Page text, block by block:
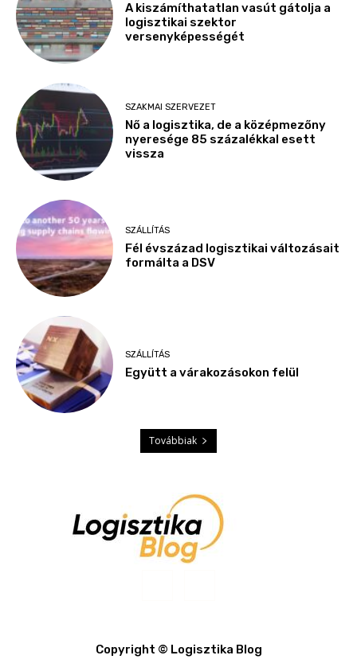
A kiszámíthatatlan vasút gátolja a
logisztikai szektor
versenyképességét
SZAKMAI SZERVEZET
Nő a logisztika, de a középmezőny
nyeresége 85 százalékkal esett
vissza
SZÁLLÍTÁS
Fél évszázad logisztikai változásait
formálta a DSV
SZÁLLÍTÁS
Együtt a várakozásokon felül
Továbbiak
Copyright © Logisztika Blog